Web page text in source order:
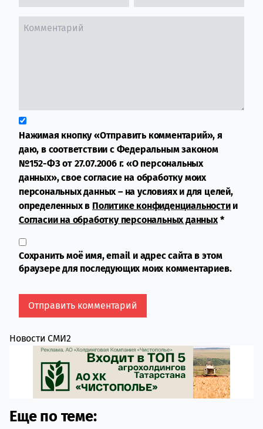
Нажимая кнопку «Отправить комментарий», я
даю, в соответствии с Федеральным законом
№152-ФЗ от 27.07.2006 г. «О персональных
данных», свое согласие на обработку моих
персональных данных – на условиях и для целей,
определенных в Политике конфиденциальностии
Согласии на обработку персональных данных*
Сохранить моё имя, email и адрес сайта в этом
браузере для последующих моих комментариев.
Новости СМИ2
Еще по теме: